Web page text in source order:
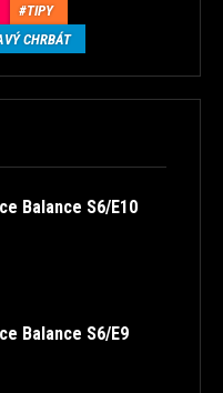
TIPY
CHRBÁT
Balance S6/E10
Balance S6/E9